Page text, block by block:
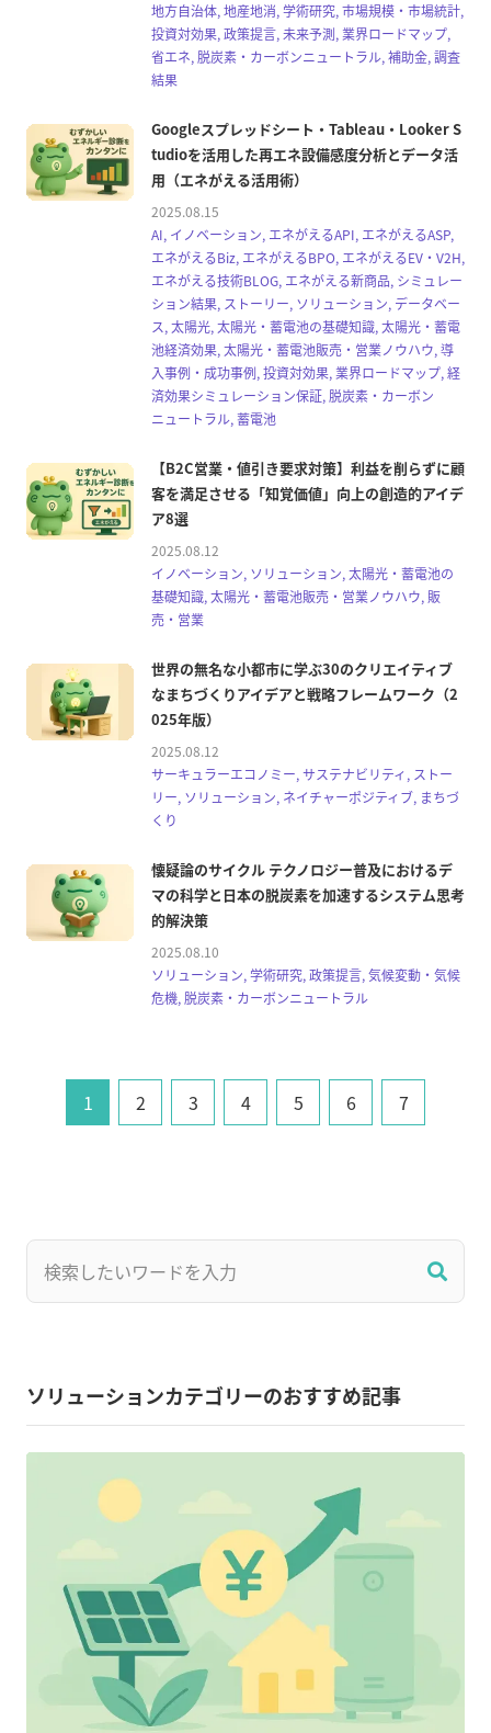
地方自治体, 地産地消, 学術研究, 市場規模・市場統計,
投資対効果, 政策提言, 未来予測, 業界ロードマップ,
省エネ, 脱炭素・カーボンニュートラル, 補助金, 調査
結果
Googleスプレッドシート・Tableau・Looker S
tudioを活用した再エネ設備感度分析とデータ活
用（エネがえる活用術）
2025.08.15
AI, イノベーション, エネがえるAPI, エネがえるASP,
エネがえるBiz, エネがえるBPO, エネがえるEV・V2H,
エネがえる技術BLOG, エネがえる新商品, シミュレー
ション結果, ストーリー, ソリューション, データベー
ス, 太陽光, 太陽光・蓄電池の基礎知識, 太陽光・蓄電
池経済効果, 太陽光・蓄電池販売・営業ノウハウ, 導
入事例・成功事例, 投資対効果, 業界ロードマップ, 経
済効果シミュレーション保証, 脱炭素・カーボン
ニュートラル, 蓄電池
【B2C営業・値引き要求対策】利益を削らずに顧
客を満足させる「知覚価値」向上の創造的アイデ
ア8選
2025.08.12
イノベーション, ソリューション, 太陽光・蓄電池の
基礎知識, 太陽光・蓄電池販売・営業ノウハウ, 販
売・営業
世界の無名な小都市に学ぶ30のクリエイティブ
なまちづくりアイデアと戦略フレームワーク（2
025年版）
2025.08.12
サーキュラーエコノミー, サステナビリティ, ストー
リー, ソリューション, ネイチャーポジティブ, まちづ
くり
懐疑論のサイクル テクノロジー普及におけるデ
マの科学と日本の脱炭素を加速するシステム思考
的解決策
2025.08.10
ソリューション, 学術研究, 政策提言, 気候変動・気候
危機, 脱炭素・カーボンニュートラル
1 2 3 4 5 6 7
ソリューションカテゴリーのおすすめ記事